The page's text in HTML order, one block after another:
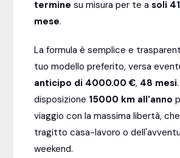
termine su misura per te asoli
mese.
La formula è semplice e
tuo modello preferito, versa
anticipo di 4000.00 €, 48 mesi
disposizione 15000 km all'anno
viaggio con la massima libertà,
tragitto casa-lavoro o
weekend.